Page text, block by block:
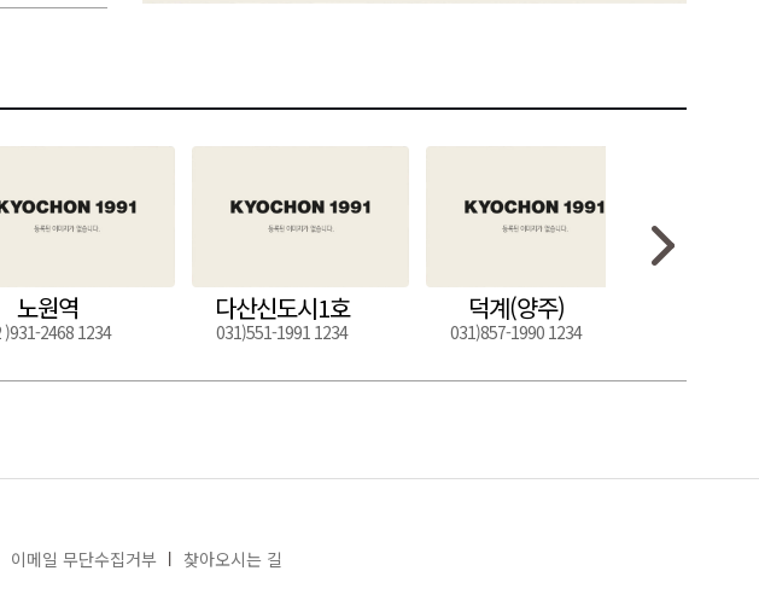
노원역
)931-2468 1234
다산신도시1호
031)551-1991 1234
덕계(양주)
031)857-1990 1234
이메일 무단수집거부 찾아오시는 길